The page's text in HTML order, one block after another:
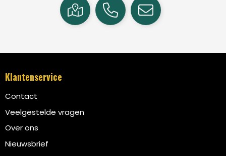
Klantenservice
Contact
Veelgestelde vragen
Over ons
Nieuwsbrief